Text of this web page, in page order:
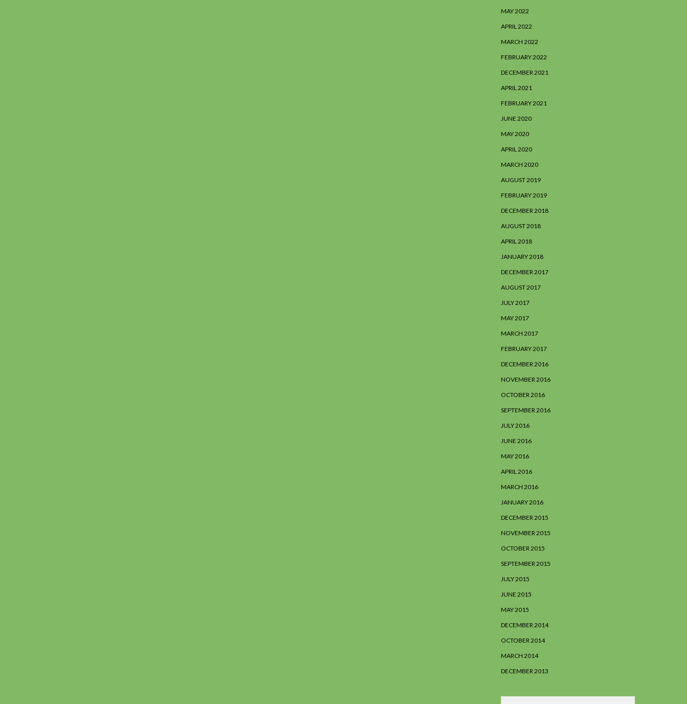
MAY 2022
APRIL 2022
MARCH 2022
FEBRUARY 2022
DECEMBER 2021
APRIL 2021
FEBRUARY 2021
JUNE 2020
MAY 2020
APRIL 2020
MARCH 2020
AUGUST 2019
FEBRUARY 2019
DECEMBER 2018
AUGUST 2018
APRIL 2018
JANUARY 2018
DECEMBER 2017
AUGUST 2017
JULY 2017
MAY 2017
MARCH 2017
FEBRUARY 2017
DECEMBER 2016
NOVEMBER 2016
OCTOBER 2016
SEPTEMBER 2016
JULY 2016
JUNE 2016
MAY 2016
APRIL 2016
MARCH 2016
JANUARY 2016
DECEMBER 2015
NOVEMBER 2015
OCTOBER 2015
SEPTEMBER 2015
JULY 2015
JUNE 2015
MAY 2015
DECEMBER 2014
OCTOBER 2014
MARCH 2014
DECEMBER 2013